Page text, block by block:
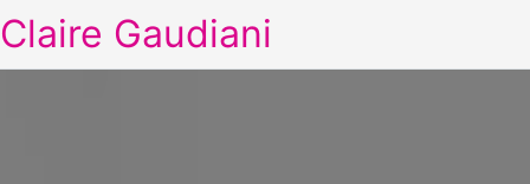
Claire Gaudiani